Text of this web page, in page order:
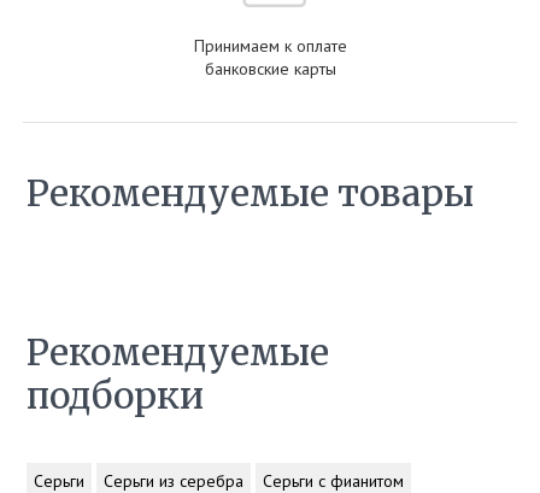
Принимаем к оплате
банковские карты
Рекомендуемые товары
Рекомендуемые
подборки
Серьги Серьги из серебра
Серьги с фианитом